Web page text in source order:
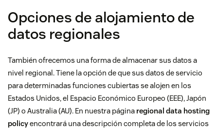
Opciones de alojamiento de
datos regionales
También ofrecemos una forma de almacenar sus datos a
nivel regional. Tiene la opción de que sus datos de servicio
para determinadas funciones cubiertas se alojen en los
Estados Unidos, el Espacio Económico Europeo (EEE), Japón
(JP) o Australia (AU). En nuestra página regional data hosting
policyencontrará una descripción completa de los servicios